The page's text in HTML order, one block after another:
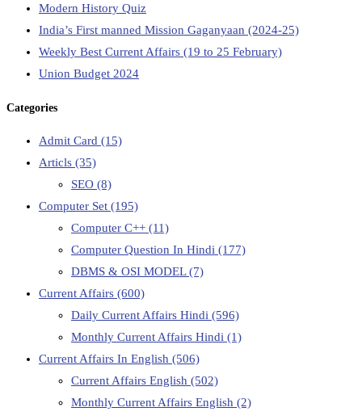
Modern History Quiz
India’s First manned Mission Gaganyaan (2024-25)
Weekly Best Current Affairs (19 to 25 February)
Union Budget 2024
Categories
Admit Card (15)
Articls (35)
SEO (8)
Computer Set (195)
Computer C++ (11)
Computer Question In Hindi (177)
DBMS & OSI MODEL(7)
Current Affairs (600)
Daily Current Affairs Hindi (596)
Monthly Current Affairs Hindi (1)
Current Affairs In English (506)
Current Affairs English (502)
Monthly Current Affairs English (2)